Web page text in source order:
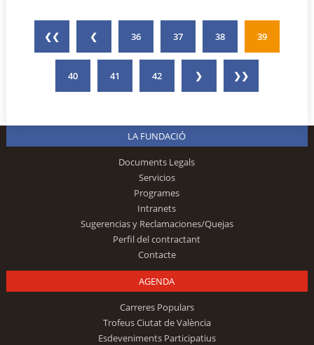
❮❮ ❮ 36 37 38 39
40 41 42 ❯ ❯❯
LA FUNDACIÓ
Documents Legals
Servicios
Programes
Intranets
Sugerencias y Reclamaciones/Quejas
Perfil del contractant
Contacte
AGENDA
Carreres Populars
Trofeus Ciutat de València
Esdeveniments Participatius